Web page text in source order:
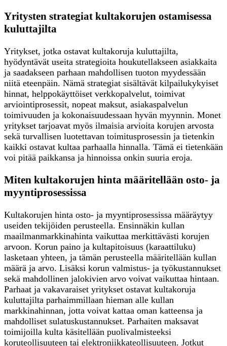
Yritysten strategiat kultakorujen ostamisessa
kuluttajilta
Yritykset, jotka ostavat kultakoruja kuluttajilta,
hyödyntävät useita strategioita houkutellakseen asiakkaita
ja saadakseen parhaan mahdollisen tuoton myydessään
niitä eteenpäin. Nämä strategiat sisältävät kilpailukykyiset
hinnat, helppokäyttöiset verkkopalvelut, toimivat
arviointiprosessit, nopeat maksut, asiakaspalvelun
toimivuuden ja kokonaisuudessaan hyvän myynnin. Monet
yritykset tarjoavat myös ilmaisia arvioita korujen arvosta
sekä turvallisen luotettavan toimitusprosessin ja tietenkin
kaikki ostavat kultaa parhaalla hinnalla. Tämä ei tietenkään
voi pitää paikkansa ja hinnoissa onkin suuria eroja.
Miten kultakorujen hinta määritellään osto- ja
myyntiprosessissa
Kultakorujen hinta osto- ja myyntiprosessissa määräytyy
useiden tekijöiden perusteella. Ensinnäkin kullan
maailmanmarkkinahinta vaikuttaa merkittävästi korujen
arvoon. Korun paino ja kultapitoisuus (karaattiluku)
lasketaan yhteen, ja tämän perusteella määritellään kullan
määrä ja arvo. Lisäksi korun valmistus- ja työkustannukset
sekä mahdollinen jalokivien arvo voivat vaikuttaa hintaan.
Parhaat ja vakavaraiset yritykset ostavat kultakoruja
kuluttajilta parhaimmillaan hieman alle kullan
markkinahinnan, jotta voivat kattaa oman katteensa ja
mahdolliset sulatuskustannukset. Parhaiten maksavat
toimijoilla kulta käsitellään puolivalmisteeksi
koruteollisuuteen tai elektroniikkateollisuuteen. Jotkut